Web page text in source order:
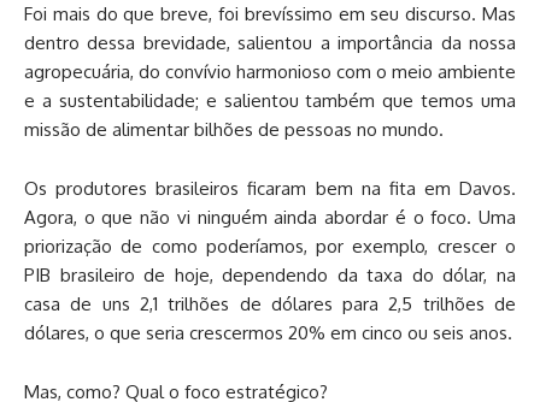
Foi mais do que breve, foi brevíssimo em seu discurso. Mas
dentro dessa brevidade, salientou a importância da nossa
agropecuária, do convívio harmonioso com o meio ambiente
e a sustentabilidade; e salientou também que temos uma
missão de alimentar bilhões de pessoas no mundo.
Os produtores brasileiros ficaram bem na fita em Davos.
Agora, o que não vi ninguém ainda abordar é o foco. Uma
priorização de como poderíamos, por exemplo, crescer o
PIB brasileiro de hoje, dependendo da taxa do dólar, na
casa de uns 2,1 trilhões de dólares para 2,5 trilhões de
dólares, o que seria crescermos 20% em cinco ou seis anos.
Mas, como? Qual o foco estratégico?